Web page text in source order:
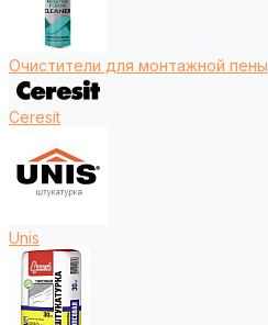
Очистители для монтажной пены
Ceresit
Unis